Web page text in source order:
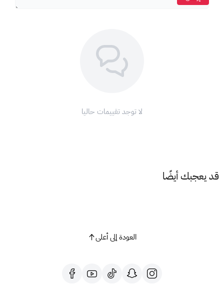
ببساطة، قدم بطاقتك عند الدفع وسيتم خصم قيمة المشتريات
تنتهي صلاحيتها بعد عام واحد (12 شهر) من تاريخ الشراء.لا توجد تقييمات حاليا
قد يعجبك أيضًا
العودة إلى أعلى